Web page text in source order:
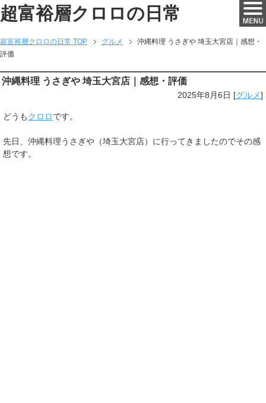
超富裕層クロロの日常
超富裕層クロロの日常 TOP グルメ
沖縄料理 うさぎや 埼玉大宮店｜感想・
評価
沖縄料理 うさぎや 埼玉大宮店｜感想・評価
2025年8月6日 [グルメ]
どうもクロロです。
先日、沖縄料理うさぎや（埼玉大宮店）に行ってきましたのでその感
想です。